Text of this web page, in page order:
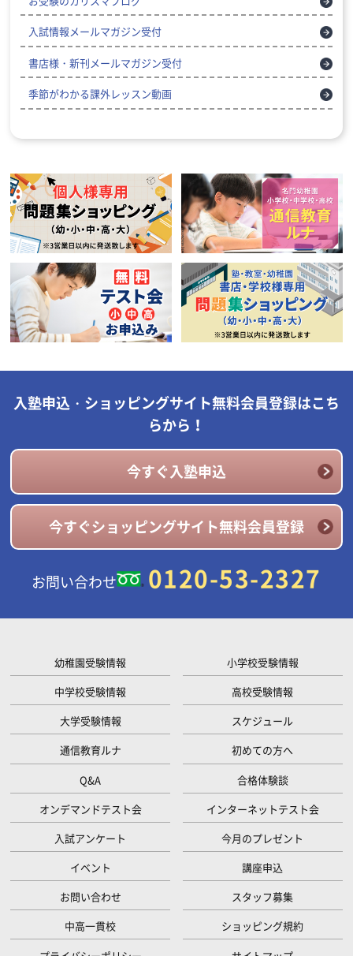
入試情報メールマガジン受付
書店様・新刊メールマガジン受付
季節がわかる課外レッスン動画
入塾申込・ショッピングサイト無料会員登録はこち
らから！
今すぐ入塾申込
今すぐショッピングサイト無料会員登録
お問い合わせ 0120-53-2327
幼稚園受験情報
小学校受験情報
中学校受験情報
高校受験情報
大学受験情報
スケジュール
通信教育ルナ
初めての方へ
Q&A
合格体験談
オンデマンドテスト会
インターネットテスト会
入試アンケート
今月のプレゼント
イベント
講座申込
お問い合わせ
スタッフ募集
中高一貫校
ショッピング規約